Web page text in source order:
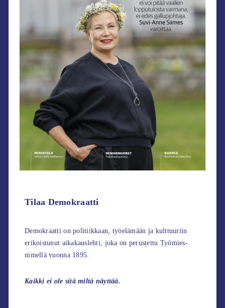
Tilaa Demokraatti
Demokraatti on politiikkaan, työelämään ja kulttuuriin
erikoistunut aikakauslehti, joka on perustettu Työmies-
nimellä vuonna 1895.
Kaikki ei ole sitä miltä näyttää.